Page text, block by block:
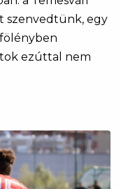
szenvedtünk, egy
ezúttal nem